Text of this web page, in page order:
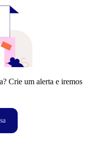
Crie um alerta e iremos